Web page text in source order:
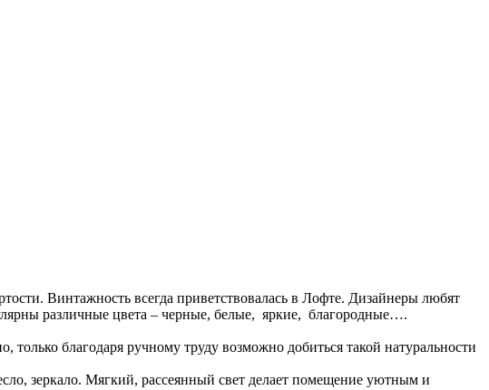
Винтажность всегда приветствовалась в Лофте. Дизайнеры любят
различные цвета – черные, белые, яркие, благородные….
благодаря ручному труду возможно добиться такой натуральности
зеркало. Мягкий, рассеянный свет делает помещение уютным и